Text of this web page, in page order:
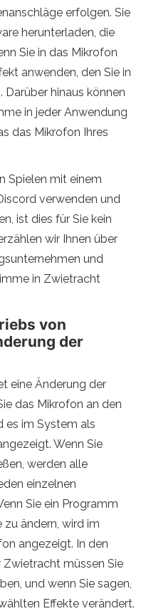
erfolgen. Sie
herunterladen, die
Sie in das Mikrofon
anwenden, den Sie in
hinaus können
in jeder Anwendung
das Mikrofon Ihres
Spielen mit einem
verwenden und
ist dies für Sie kein
wir Ihnen über
und
in Zwietracht
von
der
eine Änderung der
das Mikrofon an den
es im System als
Wenn Sie
werden alle
einzelnen
Sie ein Programm
zu ändern, wird im
angezeigt. In den
müssen Sie
und wenn Sie sagen,
Effekte verändert.